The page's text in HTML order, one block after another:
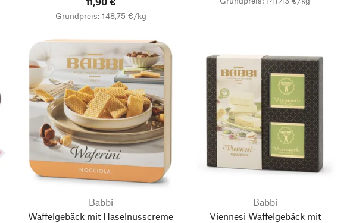
Grundpreis: 148,75 €/kg
Babbi
Waffelgebäck mit Haselnusscreme
Babbi
Viennesi Waffelgebäck mit